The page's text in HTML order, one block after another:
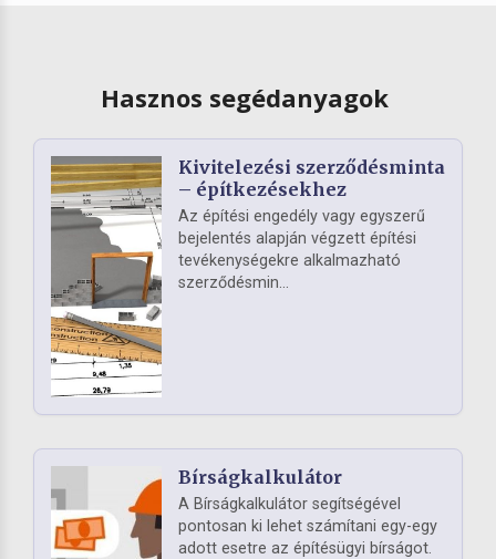
Hasznos segédanyagok
Kivitelezési szerződésminta
– építkezésekhez
Az építési engedély vagy egyszerű
bejelentés alapján végzett építési
tevékenységekre alkalmazható
szerződésmin...
Bírságkalkulátor
A Bírságkalkulátor segítségével
pontosan ki lehet számítani egy-egy
adott esetre az építésügyi bírságot.